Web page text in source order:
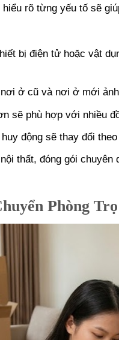
rõ từng yếu tố sẽ
bị điện tử hoặc vật
nơi ở cũ và nơi ở mới
sẽ phù hợp với nhiều
động sẽ thay đổi
thất, đóng gói chuyên
Phòng